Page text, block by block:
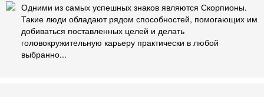
Одними из самых успешных знаков являются Скорпионы.
Такие люди обладают рядом способностей, помогающих им
добиваться поставленных целей и делать
головокружительную карьеру практически в любой
выбранно...